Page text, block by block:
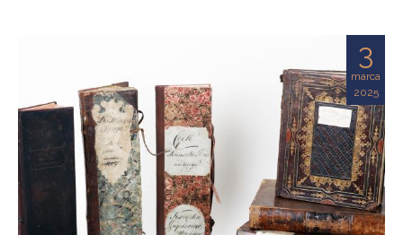
3
marca
2025